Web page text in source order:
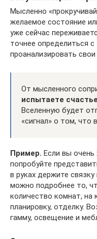
Мысленно
желаемое состояние
уже сейчас
точнее определиться
проанализировать
От мысленного
испытаете
Вселенную будет
«сигнал» о том, что
Пример. Если вы очень
попробуйте
в руках держите
можно подробнее то,
количество комнат, на
планировку, отделку.
гамму, освещение и